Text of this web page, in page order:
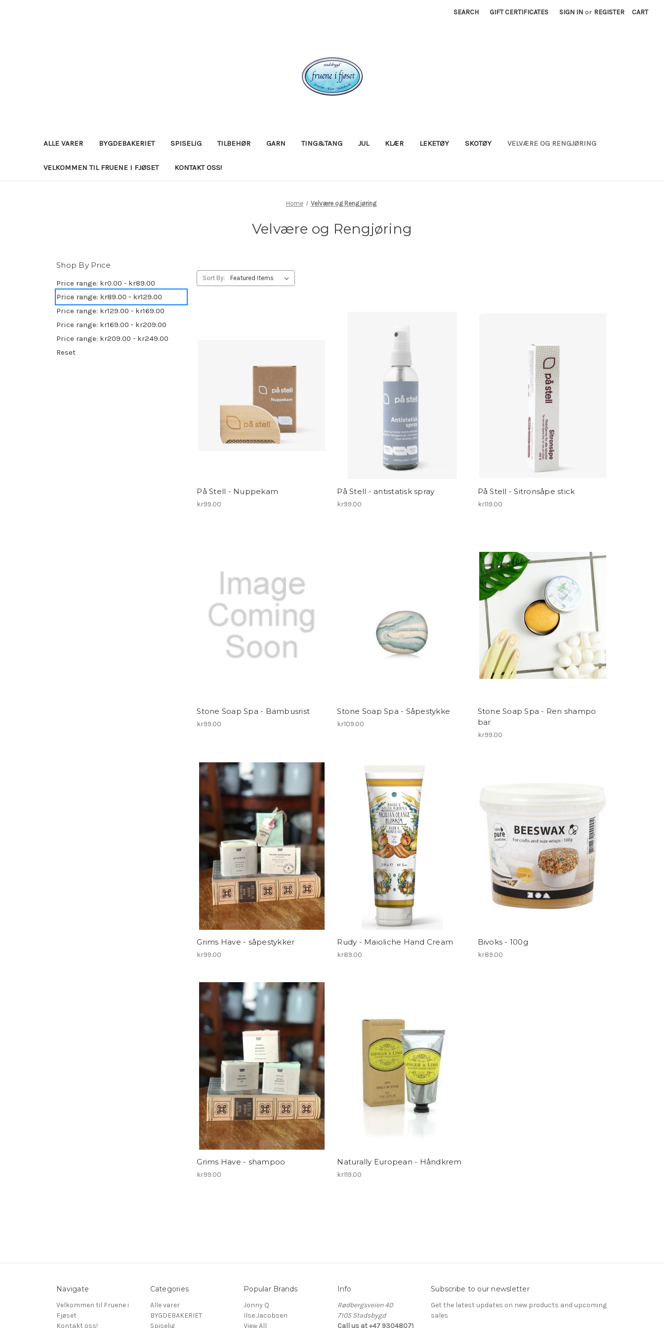
SEARCH GIFT CERTIFICATES SIGN IN or REGISTER CART
ALLE VARER BYGDEBAKERIET SPISELIG TILBEHØR GARN TING&TANG JUL KLÆR LEKETØY SKOTØY VELVÆRE OG RENGJØRING
VELKOMMEN TIL FRUENE I FJØSET KONTAKT OSS!
Home Velvære og Rengjøring
Velvære og Rengjøring
Shop By Price
Price range: kr0.00 - kr89.00
Price range: kr89.00 - kr129.00
Price range: kr129.00 - kr169.00
Price range: kr169.00 - kr209.00
Price range: kr209.00 - kr249.00
Reset
Sort By:
På Stell - Nuppekam
kr99.00
På Stell - antistatisk spray
kr99.00
På Stell - Sitronsåpe stick
kr119.00
Stone Soap Spa - Bambusrist
kr99.00
Stone Soap Spa - Såpestykke
kr109.00
Stone Soap Spa - Ren shampo
bar
kr99.00
Grims Have - såpestykker
kr99.00
Rudy - Maioliche Hand Cream
kr89.00
Bivoks - 100g
kr89.00
Grims Have - shampoo
kr99.00
Naturally European - Håndkrem
kr119.00
Navigate
Velkommen til Fruene i
Fjøset
Kontakt oss!
Categories
Alle varer
BYGDEBAKERIET
Spiselig
Popular Brands
Jonny Q
Ilse Jacobsen
View All
Info
Rødbergsveien 40
7105 Stadsbygd
Call us at +47 93048071
Subscribe to our newsletter
Get the latest updates on new products and upcoming
sales